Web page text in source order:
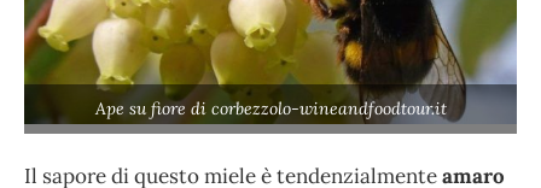
Ape su fiore di corbezzolo-wineandfoodtour.it
Il sapore di questo miele è tendenzialmenteamaro